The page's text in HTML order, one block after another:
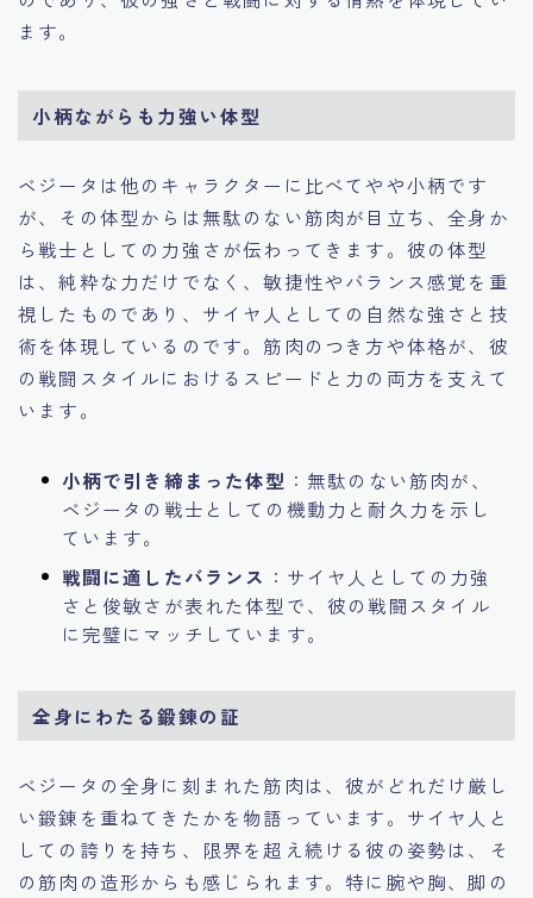
ます。
小柄ながらも力強い体型
ベジータは他のキャラクターに比べてやや小柄です
が、その体型からは無駄のない筋肉が目立ち、全身か
ら戦士としての力強さが伝わってきます。彼の体型
は、純粋な力だけでなく、敏捷性やバランス感覚を重
視したものであり、サイヤ人としての自然な強さと技
術を体現しているのです。筋肉のつき方や体格が、彼
の戦闘スタイルにおけるスピードと力の両方を支えて
います。
小柄で引き締まった体型 ：無駄のない筋肉が、
ベジータの戦士としての機動力と耐久力を示し
ています。
戦闘に適したバランス ：サイヤ人としての力強
さと俊敏さが表れた体型で、彼の戦闘スタイル
に完璧にマッチしています。
全身にわたる鍛錬の証
ベジータの全身に刻まれた筋肉は、彼がどれだけ厳し
い鍛錬を重ねてきたかを物語っています。サイヤ人と
しての誇りを持ち、限界を超え続ける彼の姿勢は、そ
の筋肉の造形からも感じられます。特に腕や胸、脚の